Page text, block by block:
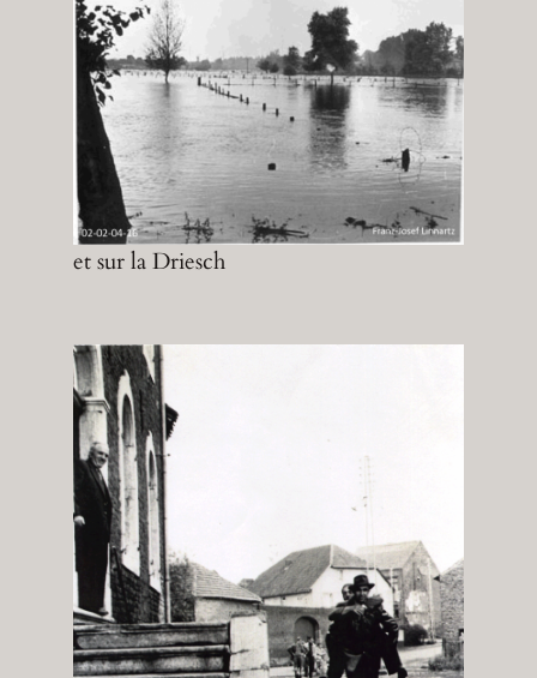
et sur la Driesch